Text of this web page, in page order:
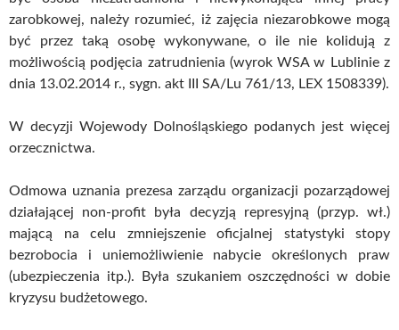
zarobkowej, należy rozumieć, iż zajęcia niezarobkowe mogą
być przez taką osobę wykonywane, o ile nie kolidują z
możliwością podjęcia zatrudnienia (wyrok WSA w Lublinie z
dnia 13.02.2014 r., sygn. akt III SA/Lu 761/13, LEX 1508339).
W decyzji Wojewody Dolnośląskiego podanych jest więcej
orzecznictwa.
Odmowa uznania prezesa zarządu organizacji pozarządowej
działającej non-profit była decyzją represyjną (przyp. wł.)
mającą na celu zmniejszenie oficjalnej statystyki stopy
bezrobocia i uniemożliwienie nabycie określonych praw
(ubezpieczenia itp.). Była szukaniem oszczędności w dobie
kryzysu budżetowego.